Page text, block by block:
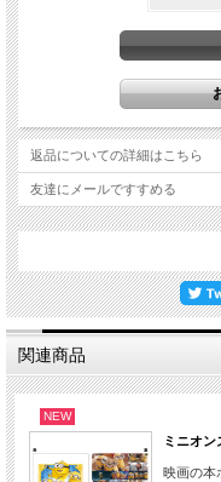
返品についての詳細はこちら
友達にメールですすめる
関連商品
NEW
ミニオ
映画の本